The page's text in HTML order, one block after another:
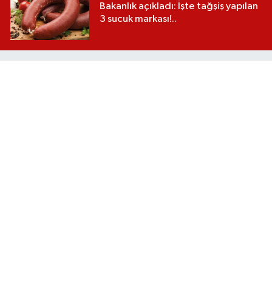
Bakanlık açıkladı: İşte tağşiş yapılan
3 sucuk markası!..